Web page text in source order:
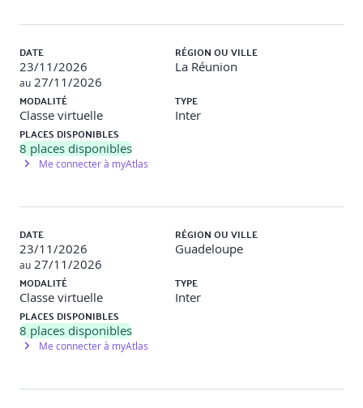
DATE
23/11/2026
au 27/11/2026
RÉGION OU VILLE
La Réunion
MODALITÉ
Classe virtuelle
TYPE
Inter
PLACES DISPONIBLES
8 places disponibles
Me connecter à myAtlas
DATE
23/11/2026
au 27/11/2026
RÉGION OU VILLE
Guadeloupe
MODALITÉ
Classe virtuelle
TYPE
Inter
PLACES DISPONIBLES
8 places disponibles
Me connecter à myAtlas